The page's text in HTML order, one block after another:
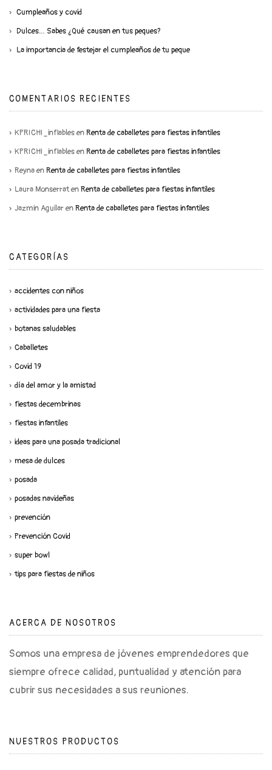
Cumpleaños y covid
Dulces… Sabes ¿Qué causan en tus peques?
La importancia de festejar el cumpleaños de tu peque
COMENTARIOS RECIENTES
KPRICHI_inflablesenRenta de caballetes para fiestas infantiles
KPRICHI_inflablesenRenta de caballetes para fiestas infantiles
ReynaenRenta de caballetes para fiestas infantiles
Laura MonserratenRenta de caballetes para fiestas infantiles
Jazmin AguilarenRenta de caballetes para fiestas infantiles
CATEGORÍAS
accidentes con niños
actividades para una fiesta
botanas saludables
Caballetes
Covid 19
día del amor y la amistad
fiestas decembrinas
fiestas infantiles
ideas para una posada tradicional
mesa de dulces
posada
posadas navideñas
prevención
Prevención Covid
super bowl
tips para fiestas de niños
ACERCA DE NOSOTROS
Somos una empresa de jóvenes emprendedores que
siempre ofrece calidad, puntualidad y atención para
cubrir sus necesidades a sus reuniones.
NUESTROS PRODUCTOS